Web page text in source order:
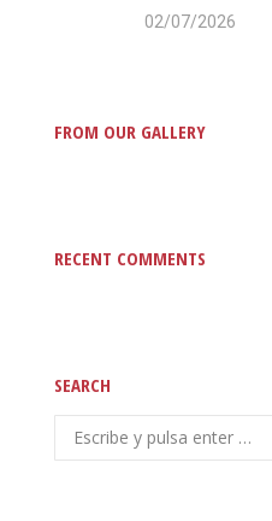
02/07/2026
FROM OUR GALLERY
RECENT COMMENTS
SEARCH